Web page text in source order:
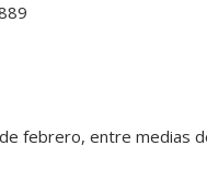
febrero, entre medias